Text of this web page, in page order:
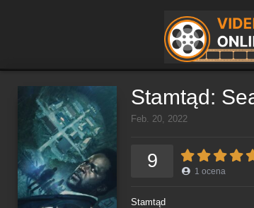
Stamtąd:
Feb. 20, 2022
9 1 ocena
Stamtąd